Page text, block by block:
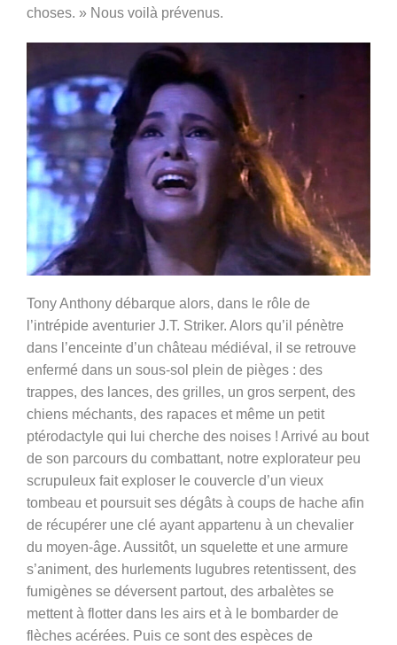
choses. » Nous voilà prévenus.
Tony Anthony débarque alors, dans le rôle de
l’intrépide aventurier J.T. Striker. Alors qu’il pénètre
dans l’enceinte d’un château médiéval, il se retrouve
enfermé dans un sous-sol plein de pièges : des
trappes, des lances, des grilles, un gros serpent, des
chiens méchants, des rapaces et même un petit
ptérodactyle qui lui cherche des noises ! Arrivé au bout
de son parcours du combattant, notre explorateur peu
scrupuleux fait exploser le couvercle d’un vieux
tombeau et poursuit ses dégâts à coups de hache afin
de récupérer une clé ayant appartenu à un chevalier
du moyen-âge. Aussitôt, un squelette et une armure
s’animent, des hurlements lugubres retentissent, des
fumigènes se déversent partout, des arbalètes se
mettent à flotter dans les airs et à le bombarder de
flèches acérées. Puis ce sont des espèces de